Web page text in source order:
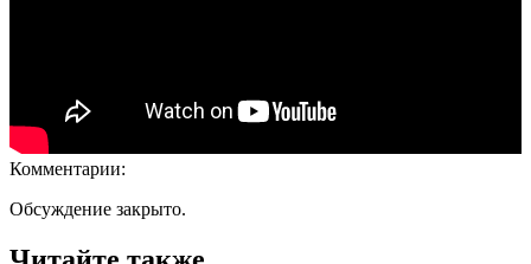
Комментарии:
Обсуждение закрыто.